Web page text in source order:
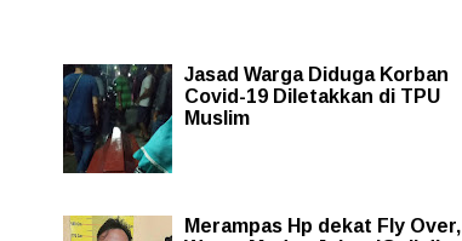
Jasad Warga Diduga Korban
Covid-19 Diletakkan di TPU
Muslim
Merampas Hp dekat Fly Over,